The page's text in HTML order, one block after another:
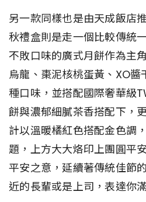
另一款同樣也是由天成飯店
秋禮盒則是走一個比較傳統
不敗口味的廣式月餅作為主
烏龍、棗泥核桃蛋黃、XO
種口味，並搭配國際奢華級
餅與濃郁細膩茶香搭配下，
計以溫暖橘紅色搭配金色調
題，上方大大烙印上團圓平
平安之意，延續著傳統佳節
近的長輩或是上司，表達你